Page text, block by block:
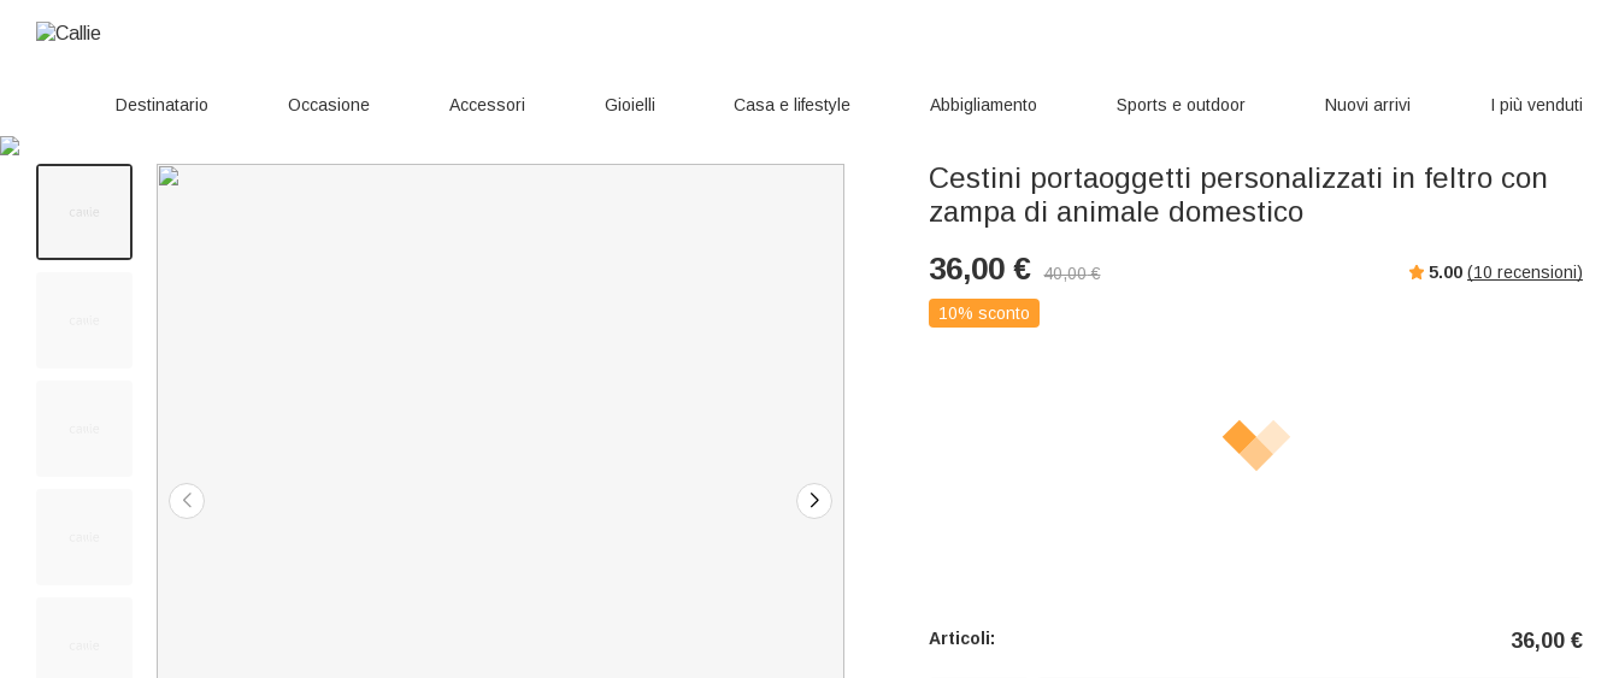
Destinatario Occasione Accessori Gioielli Casa e lifestyle Abbigliamento Sports e outdoor Nuovi arrivi I più venduti
Cestini portaoggetti personalizzati in feltro con
zampa di animale domestico
36,00 € 40,00€ 5.00 (10 recensioni)
10% sconto
Articoli: 36,00 €